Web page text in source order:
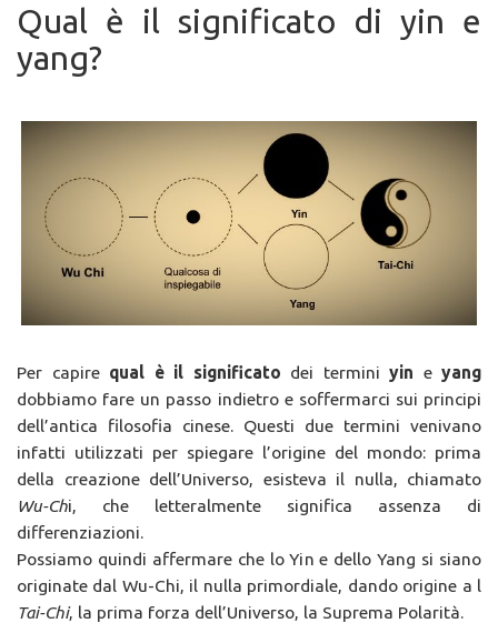
Qual è il significato di yin e
yang?
Per capirequal è il significato dei termini yin e yang
dobbiamo fare un passo indietro e soffermarci sui principi
dell’antica filosofia cinese. Questi due termini venivano
infatti utilizzati per spiegare l’origine del mondo: prima
della creazione dell’Universo, esisteva il nulla, chiamato
Wu-Chi, che letteralmente significa assenza di
differenziazioni.
Possiamo quindi affermare che lo Yin e dello Yang si siano
originate dal Wu-Chi, il nulla primordiale, dando origine a l
Tai-Chi, la prima forza dell’Universo, la Suprema Polarità.